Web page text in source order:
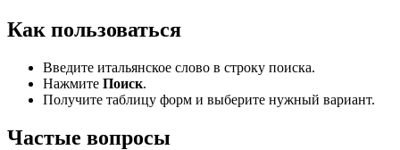
Как пользоваться
Введите итальянское слово в строку поиска.
Нажмите Поиск.
Получите таблицу форм и выберите нужный вариант.
Частые вопросы